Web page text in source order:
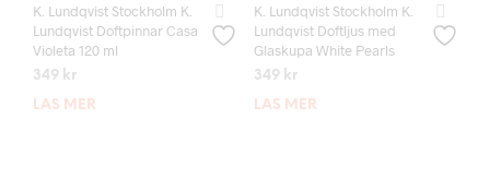
K. Lundqvist Stockholm K.
Lundqvist Doftpinnar Casa
Violeta 120 ml
349 kr
LÄS MER
K. Lundqvist Stockholm K.
Lundqvist Doftljus med
Glaskupa White Pearls
349 kr
LÄS MER